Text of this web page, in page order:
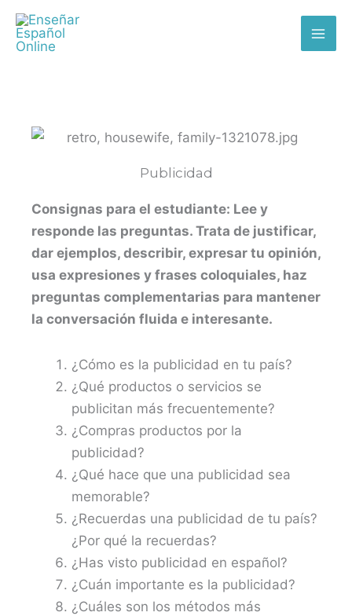
Skip
content
Publicidad
Consignas para el estudiante: Lee y
responde las preguntas. Trata de justificar,
dar ejemplos, describir, expresar tu opinión,
usa expresiones y frases coloquiales, haz
preguntas complementarias para mantener
la conversación fluida e interesante.
¿Cómo es la publicidad en tu país?
¿Qué productos o servicios se
publicitan más frecuentemente?
¿Compras productos por la
publicidad?
¿Qué hace que una publicidad sea
memorable?
¿Recuerdas una publicidad de tu país?
¿Por qué la recuerdas?
¿Has visto publicidad en español?
¿Cuán importante es la publicidad?
¿Cuáles son los métodos más